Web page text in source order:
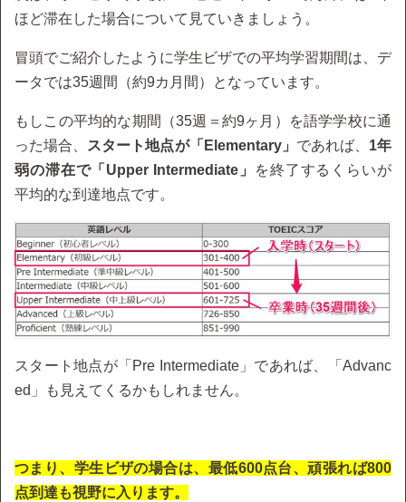
ほど滞在した場合について見ていきましょう。
冒頭でご紹介したように学生ビザでの平均学習期間は、デ
ータでは35週間（約9カ月間）となっています。
もしこの平均的な期間（35週＝約9ヶ月）を語学学校に通
った場合、
スタート地点が「Elementary」 であれば、 1年
弱の滞在で「Upper Intermediate」
を終了するくらいが
平均的な到達地点です。
スタート地点が「Pre Intermediate」であれば、「Advanc
ed」も見えてくるかもしれません。
つまり、学生ビザの場合は、最低600点台、頑張れば800
点到達も視野に入ります。